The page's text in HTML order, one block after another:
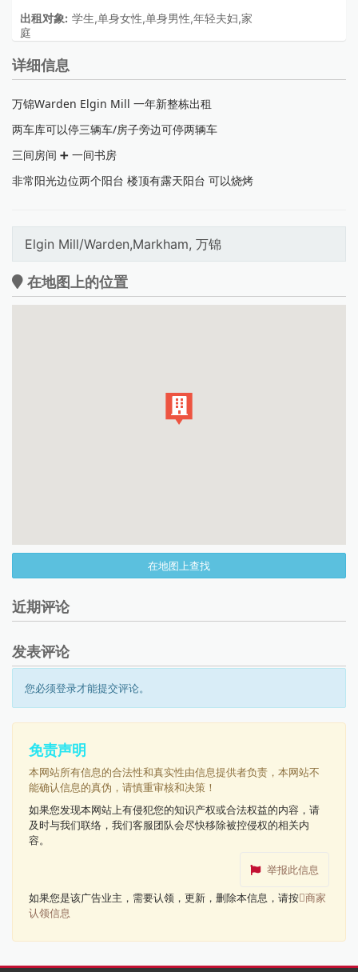
出租对象: 学生,单身女性,单身男性,年轻夫妇,家
庭
详细信息
万锦Warden Elgin Mill 一年新整栋出租
两车库可以停三辆车/房子旁边可停两辆车
三间房间 ➕ 一间书房
非常阳光边位两个阳台 楼顶有露天阳台 可以烧烤
Elgin Mill/Warden,Markham, 万锦
在地图上的位置
在地图上查找
近期评论
发表评论
您必须登录才能提交评论。
免责声明
本网站所有信息的合法性和真实性由信息提供者负责，本网站不
能确认信息的真伪，请慎重审核和决策！
如果您发现本网站上有侵犯您的知识产权或合法权益的内容，请
及时与我们联络，我们客服团队会尽快移除被控侵权的相关内
容。
举报此信息
如果您是该广告业主，需要认领，更新，删除本信息，请按 商家
认领信息